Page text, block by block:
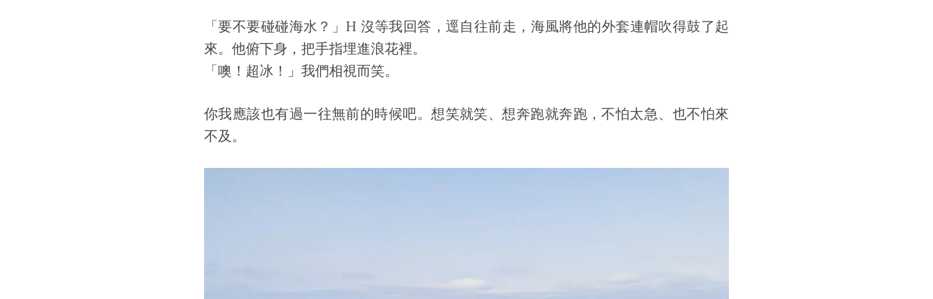
「要不要碰碰海水？」H 沒等我回答，逕自往前走，海風將他的外套連帽吹得鼓了起
來。他俯下身，把手指埋進浪花裡。
「噢！超冰！」我們相視而笑。
你我應該也有過一往無前的時候吧。想笑就笑、想奔跑就奔跑，不怕太急、也不怕來
不及。